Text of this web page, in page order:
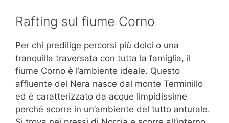
Rafting sul fiume Corno
Per chi predilige percorsi più dolci o una
tranquilla traversata con tutta la famiglia, il
fiume Corno è l’ambiente ideale. Questo
affluente del Nera nasce dal monte Terminillo
ed è caratterizzato da acque limpidissime
perché scorre in un’ambiente del tutto anturale.